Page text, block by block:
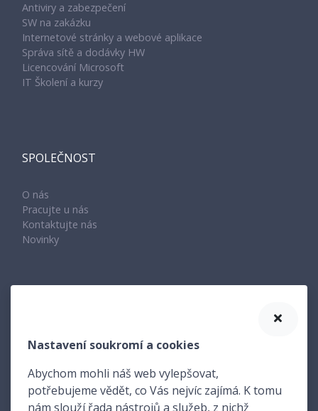
Antiviry a zabezpečení
SW na zakázku
Internetové stránky a webové aplikace
Správa sítě a dodávky HW
Licencování Microsoft
IT Školení a kurzy
SPOLEČNOST
O nás
Pracujte u nás
Kontaktujte nás
Novinky
Amenit s.r.o.
Žerotínova 2083/11
741 01 Nový Jičín
Nastavení soukromí a cookies
Abychom mohli náš web vylepšovat,
potřebujeme vědět, co Vás nejvíc zajímá. K tomu
nám slouží řada nástrojů a služeb, z nichž